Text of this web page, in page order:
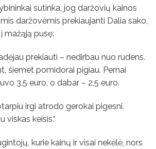
sutinka, jog daržovių kainos
daržovėmis prekiaujanti Dalia sako,
mažąją pusę:
prekiauti – nedirbau nuo rudens.
šiemet pomidorai pigiau. Pernai
3,5 euro, o dabar – 2,5 euro.
irgi atrodo gerokai pigesni.
viskas keisis.“
kurie kainų ir visai nekėlė, nors